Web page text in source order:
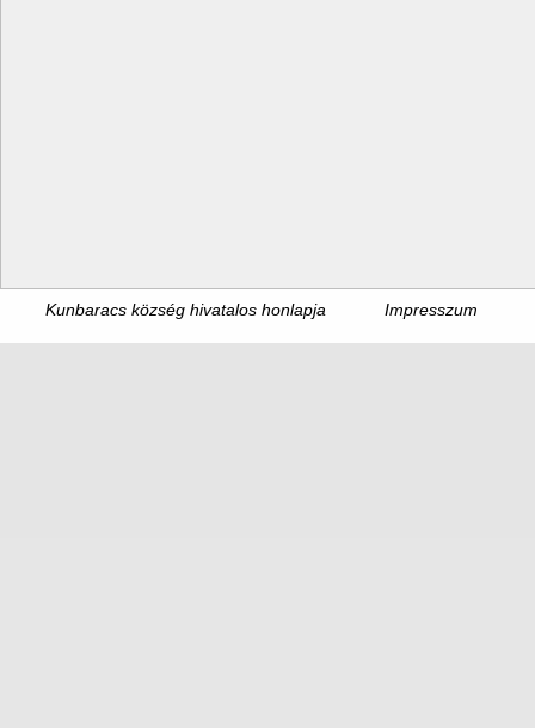
Kunbaracs község hivatalos honlapja Impresszum